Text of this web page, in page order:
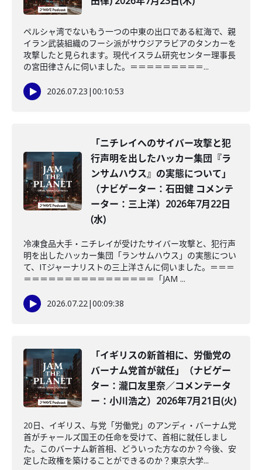
ペルシャ湾でないもう一つの中東の出口である紅海で、親
イラン武装組織のフーシ派がサウジアラビアのタンカーを
攻撃したと見られます。現代イスラム研究センター理事長
の宮田律さんに伺いました。＝＝＝＝＝＝＝＝＝...
2026.07.23 |00:10:53
「ニチレイへのサイバー攻撃と犯
行声明を出したハッカー集団『ラ
ンサムハウス』の実態について」
（ナビゲーター：石田健 コメンテ
ーター：三上洋）2026年7月22日
(水)
冷凍食品大手・ニチレイが受けたサイバー攻撃と、犯行声
明を出したハッカー集団「ランサムハウス」の実態につい
て、ITジャーナリストの三上洋さんに伺いました。＝＝＝
＝＝＝＝＝＝＝＝＝＝＝＝＝＝＝＝「JAM ...
2026.07.22|00:09:38
「イギリスの新首相に、労働党の
バーナム党首が就任」（ナビゲー
ター：瀧口友里奈／コメンテータ
ー：小川浩之）2026年7月21日(火)
20日、イギリス、与党「労働党」のアンディ・バーナム党
首がチャールズ国王の任命を受けて、首相に就任しまし
た。このバーナム新首相、どういった方なのか？今後、安
定した政権を築けることができるのか？東京大学...